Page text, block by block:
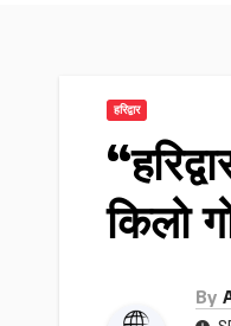
हरिद्वार
किलो
By